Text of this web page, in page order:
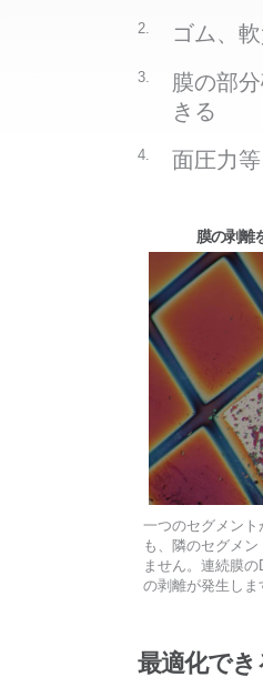
2. ゴム、
3.
膜の部
きる
4. 面圧力
膜の剥離
一つのセグメン
も、隣のセグメ
ません。連続膜
の剥離が発生しま
最適化で